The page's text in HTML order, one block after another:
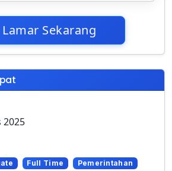
Lamar Sekarang
2025
Full Time
Pemerintahan